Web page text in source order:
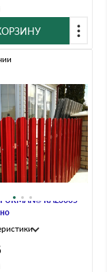
RAL3005